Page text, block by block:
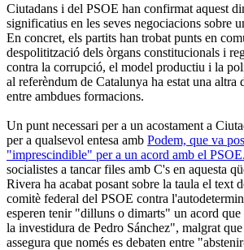
Ciutadans i del PSOE han confirmat aquest
significatius en les seves negociacions sobre
En concret, els partits han trobat punts en
despolitització dels òrgans constitucionals i
contra la corrupció, el model productiu i la
al referèndum de Catalunya ha estat una altra
entre ambdues formacions.
Un punt necessari per a un acostament a
per a qualsevol entesa amb Podem, que va
"imprescindible" per a un acord amb el PSOE.
socialistes a tancar files amb C's en aquesta
Rivera ha acabat posant sobre la taula el text
comitè federal del PSOE contra
esperen tenir "dilluns o dimarts" un acord
la investidura de Pedro Sánchez", malgrat
assegura que només es debaten entre